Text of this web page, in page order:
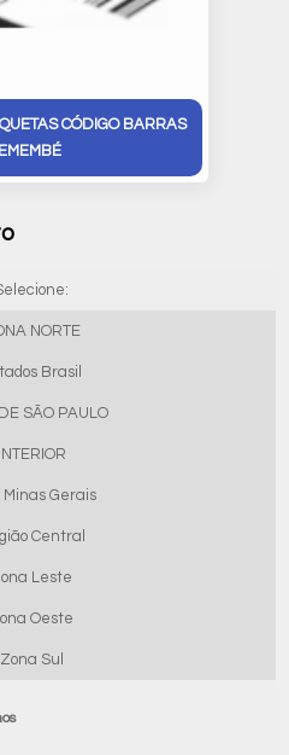
CÓDIGO BARRAS
NORTE
Brasil
SÃO PAULO
INTERIOR
Minas Gerais
Central
Leste
Oeste
Zona Sul